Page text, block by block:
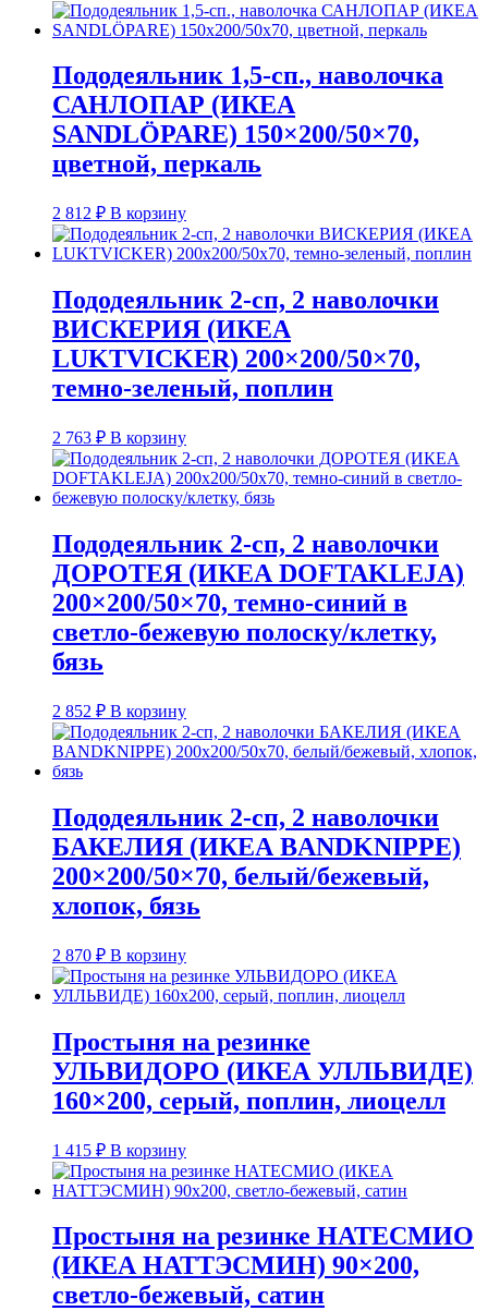
Пододеяльник 1,5-сп., наволочка
САНЛОПАР (ИКЕА
SANDLÖPARE) 150×200/50×70,
цветной, перкаль
2 812 ₽ В корзину
Пододеяльник 2-сп, 2 наволочки
ВИСКЕРИЯ (ИКЕА
LUKTVICKER) 200×200/50×70,
темно-зеленый, поплин
2 763 ₽ В корзину
Пододеяльник 2-сп, 2 наволочки
ДОРОТЕЯ (ИКЕА DOFTAKLEJA)
200×200/50×70, темно-синий в
светло-бежевую полоску/клетку,
бязь
2 852 ₽ В корзину
Пододеяльник 2-сп, 2 наволочки
БАКЕЛИЯ (ИКЕА BANDKNIPPE)
200×200/50×70, белый/бежевый,
хлопок, бязь
2 870 ₽ В корзину
Простыня на резинке
УЛЬВИДОРО (ИКЕА УЛЛЬВИДЕ)
160×200, серый, поплин, лиоцелл
1 415 ₽ В корзину
Простыня на резинке НАТЕСМИО
(ИКЕА НАТТЭСМИН) 90×200,
светло-бежевый, сатин